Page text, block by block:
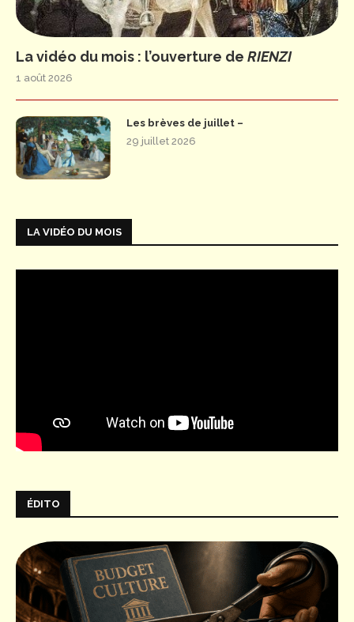
La vidéo du mois : l’ouverture de RIENZI
1 août 2026
Les brèves de juillet –
29 juillet 2026
LA VIDÉO DU MOIS
ÉDITO